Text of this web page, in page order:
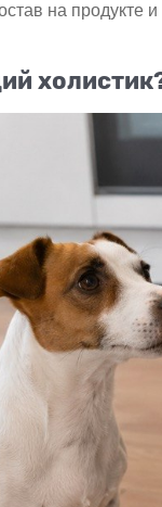
на продукте